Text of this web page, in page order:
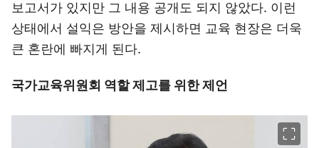
보고서가 있지만 그 내용 공개도 되지 않았다. 이런
상태에서 설익은 방안을 제시하면 교육 현장은 더욱
큰 혼란에 빠지게 된다.
국가교육위원회 역할 제고를 위한 제언